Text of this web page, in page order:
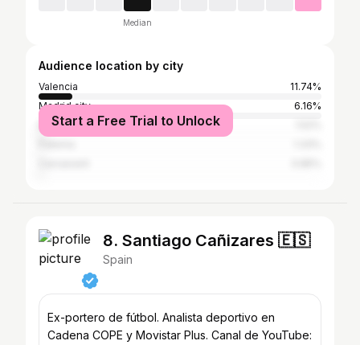
Median
Audience location by city
Valencia
11.74%
Madrid city
6.16%
Bétera
Start a Free Trial to Unlock
8. Santiago Cañizares 🇪🇸
Spain
Ex-portero de fútbol. Analista deportivo en
Cadena COPE y Movistar Plus. Canal de YouTube: